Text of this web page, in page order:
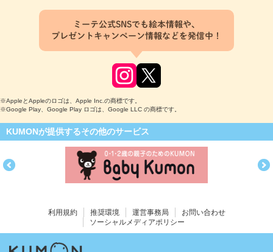
ミーテ公式SNSでも絵本情報や、
プレゼントキャンペーン情報などを発信中！
※AppleとAppleのロゴは、Apple Inc.の商標です。
※Google Play、Google Play ロゴは、Google LLC の商標です。
KUMONが提供するその他のサービス
利用規約 推奨環境 運営事務局
お問い合わせ
ソーシャルメディアポリシー